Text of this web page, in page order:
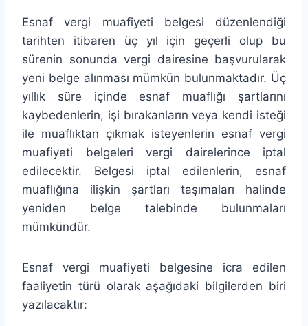
Esnaf vergi muafiyeti belgesi düzenlendiği
tarihten itibaren üç yıl için geçerli olup bu
sürenin sonunda vergi dairesine başvurularak
yeni belge alınması mümkün bulunmaktadır. Üç
yıllık süre içinde esnaf muaflığı şartlarını
kaybedenlerin, işi bırakanların veya kendi isteği
ile muaflıktan çıkmak isteyenlerin esnaf vergi
muafiyeti belgeleri vergi dairelerince iptal
edilecektir. Belgesi iptal edilenlerin, esnaf
muaflığına ilişkin şartları taşımaları halinde
yeniden belge talebinde bulunmaları
mümkündür.
Esnaf vergi muafiyeti belgesine icra edilen
faaliyetin türü olarak aşağıdaki bilgilerden biri
yazılacaktır: